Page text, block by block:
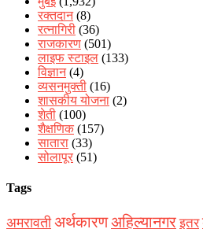
रक्‍तदान(8)
रत्नागिरी (36)
राजकारण (501)
लाइफ स्टाइल (133)
विज्ञान(4)
व्यसनमुक्ती (16)
शासकीय योजना (2)
शेती (100)
शैक्षणिक (157)
सातारा (33)
सोलापूर (51)
Tags
अमरावती अर्थकारणअहिल्यानगर इतर